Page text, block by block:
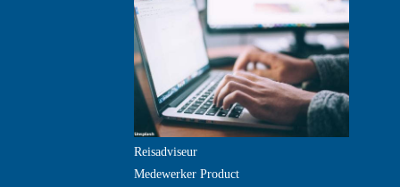
Reisadviseur
Medewerker Product